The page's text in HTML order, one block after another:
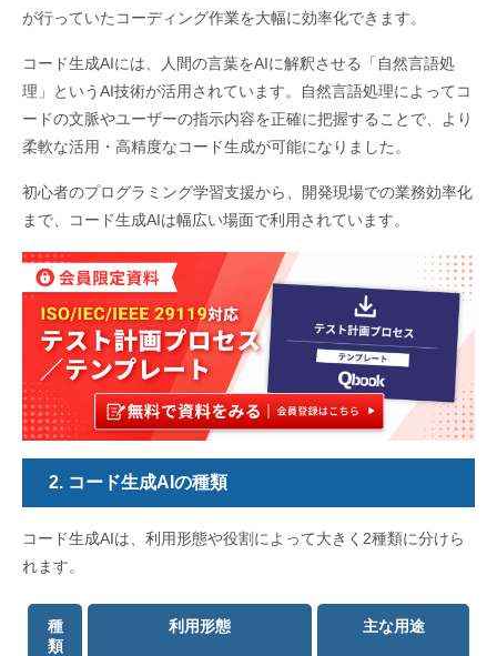
が行っていたコーディング作業を大幅に効率化できます。
コード生成AIには、人間の言葉をAIに解釈させる「自然言語処
理」というAI技術が活用されています。自然言語処理によってコ
ードの文脈やユーザーの指示内容を正確に把握することで、より
柔軟な活用・高精度なコード生成が可能になりました。
初心者のプログラミング学習支援から、開発現場での業務効率化
まで、コード生成AIは幅広い場面で利用されています。
2. コード生成AIの種類
コード生成AIは、利用形態や役割によって大きく2種類に分けら
れます。
種
類
利用形態 主な用途